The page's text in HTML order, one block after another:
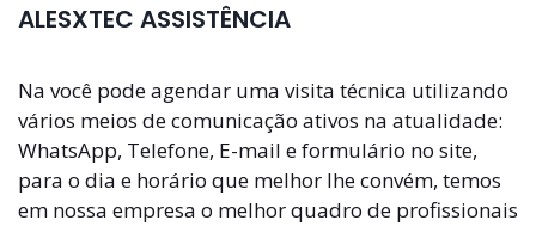
ALESXTEC ASSISTÊNCIA
Na você pode agendar uma visita técnica utilizando
vários meios de comunicação ativos na atualidade:
WhatsApp, Telefone, E-mail e formulário no site,
para o dia e horário que melhor lhe convém, temos
em nossa empresa o melhor quadro de profissionais